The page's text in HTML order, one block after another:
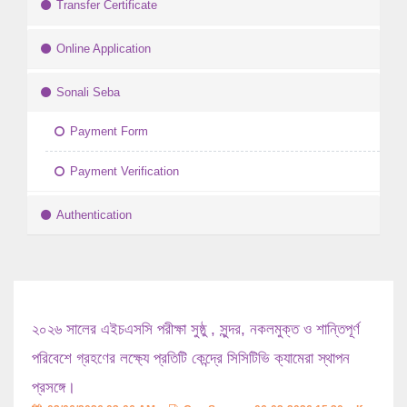
Transfer Certificate
Online Application
Sonali Seba
Payment Form
Payment Verification
Authentication
২০২৬ সালের এইচএসসি পরীক্ষা সুষ্ঠু , সুন্দর, নকলমুক্ত ও শান্তিপূর্ণ
পরিবেশে গ্রহণের লক্ষ্যে প্রতিটি কেন্দ্রে সিসিটিভি ক্যামেরা স্থাপন
প্রসঙ্গে।